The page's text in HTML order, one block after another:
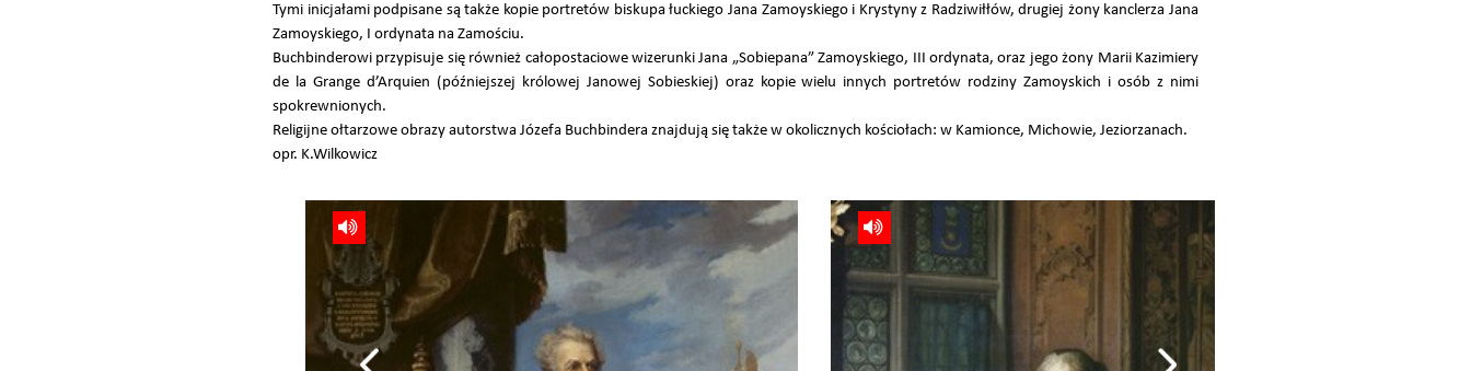
Tymi inicjałami podpisane są także kopie portretów biskupa łuckiego Jana Zamoyskiego i Krystyny z Radziwiłłów, drugiej żony kanclerza Jana
Zamoyskiego, I ordynata na Zamościu.
Buchbinderowi przypisuje się również całopostaciowe wizerunki Jana „Sobiepana” Zamoyskiego, III ordynata, oraz jego żony Marii Kazimiery
de la Grange d’Arquien (późniejszej królowej Janowej Sobieskiej) oraz kopie wielu innych portretów rodziny Zamoyskich i osób z nimi
spokrewnionych.
Religijne ołtarzowe obrazy autorstwa Józefa Buchbindera znajdują się także w okolicznych kościołach: w Kamionce, Michowie, Jeziorzanach.
opr. K.Wilkowicz